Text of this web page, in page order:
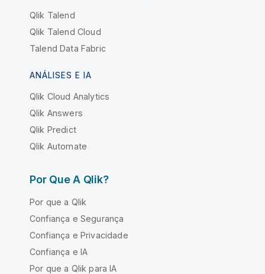
Qlik Talend
Qlik Talend Cloud
Talend Data Fabric
ANÁLISES E IA
Qlik Cloud Analytics
Qlik Answers
Qlik Predict
Qlik Automate
Por Que A Qlik?
Por que a Qlik
Confiança e Segurança
Confiança e Privacidade
Confiança e IA
Por que a Qlik para IA